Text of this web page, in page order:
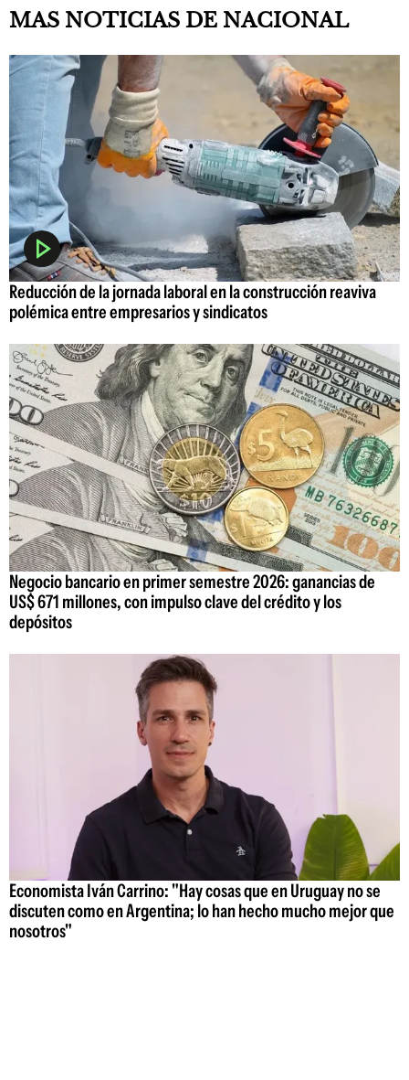
MAS NOTICIAS DE NACIONAL
Reducción de la jornada laboral en la construcción reaviva
polémica entre empresarios y sindicatos
Negocio bancario en primer semestre 2026: ganancias de
US$ 671 millones, con impulso clave del crédito y los
depósitos
Economista Iván Carrino: "Hay cosas que en Uruguay no se
discuten como en Argentina; lo han hecho mucho mejor que
nosotros"